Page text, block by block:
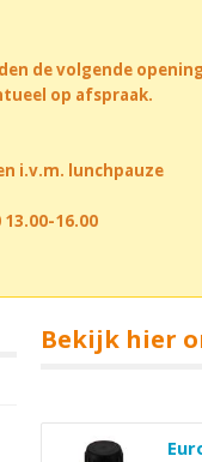
de volgende
op afspraak.
i.v.m. lunchpauze
16.00
Bekijk hier